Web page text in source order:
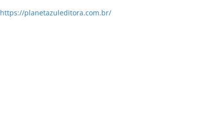
https://planetazuleditora.com.br/